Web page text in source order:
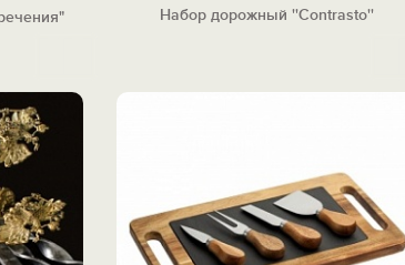
Набор дорожный ''Contrasto''